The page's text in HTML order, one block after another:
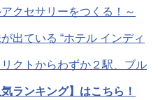
クセサリーをつくる！～
出ている “ホテル インディ
クトからわずか２駅、ブル
ランキング】はこちら！